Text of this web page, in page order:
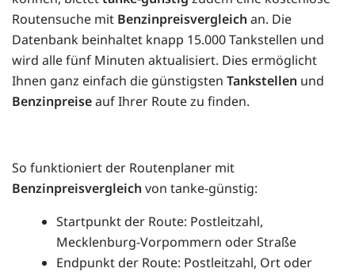
Routensuche mit Benzinpreisvergleich an. Die
Datenbank beinhaltet knapp 15.000 Tankstellen und
wird alle fünf Minuten aktualisiert. Dies ermöglicht
Ihnen ganz einfach die günstigsten Tankstellen und
Benzinpreiseauf Ihrer Route zu finden.
So funktioniert der Routenplaner mit
Benzinpreisvergleich von tanke-günstig:
Startpunkt der Route: Postleitzahl,
Mecklenburg-Vorpommern oder Straße
Endpunkt der Route: Postleitzahl, Ort oder